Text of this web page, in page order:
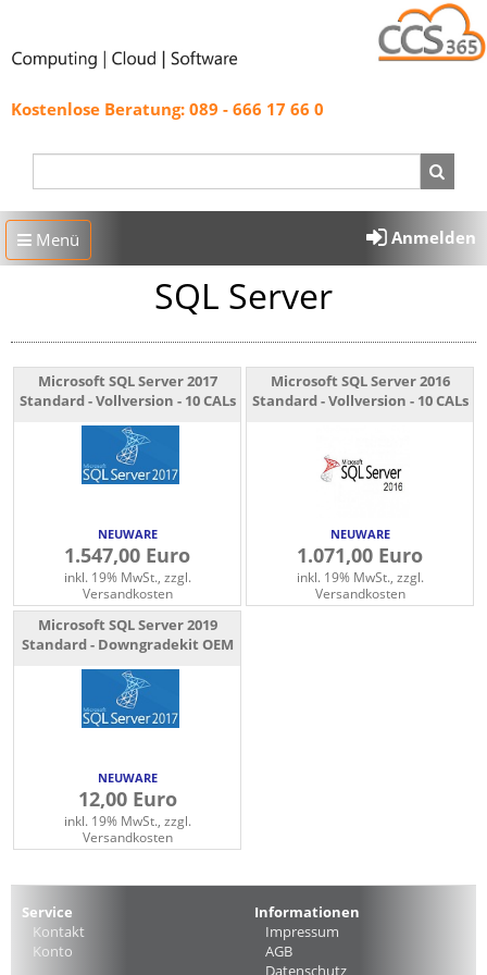
Kostenlose Beratung: 089 - 666 17 66 0
Menü Anmelden
SQL Server
Microsoft SQL Server 2017
Standard - Vollversion - 10 CALs
NEUWARE
1.547,00 Euro
inkl. 19% MwSt., zzgl.
Versandkosten
Microsoft SQL Server 2016
Standard - Vollversion - 10 CALs
NEUWARE
1.071,00 Euro
inkl. 19% MwSt., zzgl.
Versandkosten
Microsoft SQL Server 2019
Standard - Downgradekit OEM
NEUWARE
12,00 Euro
inkl. 19% MwSt., zzgl.
Versandkosten
Service
Kontakt
Konto
Informationen
Impressum
AGB
Datenschutz